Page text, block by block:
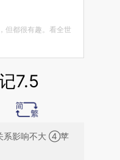
但都很有趣。看全世
7.5
系影响不大 ④苹